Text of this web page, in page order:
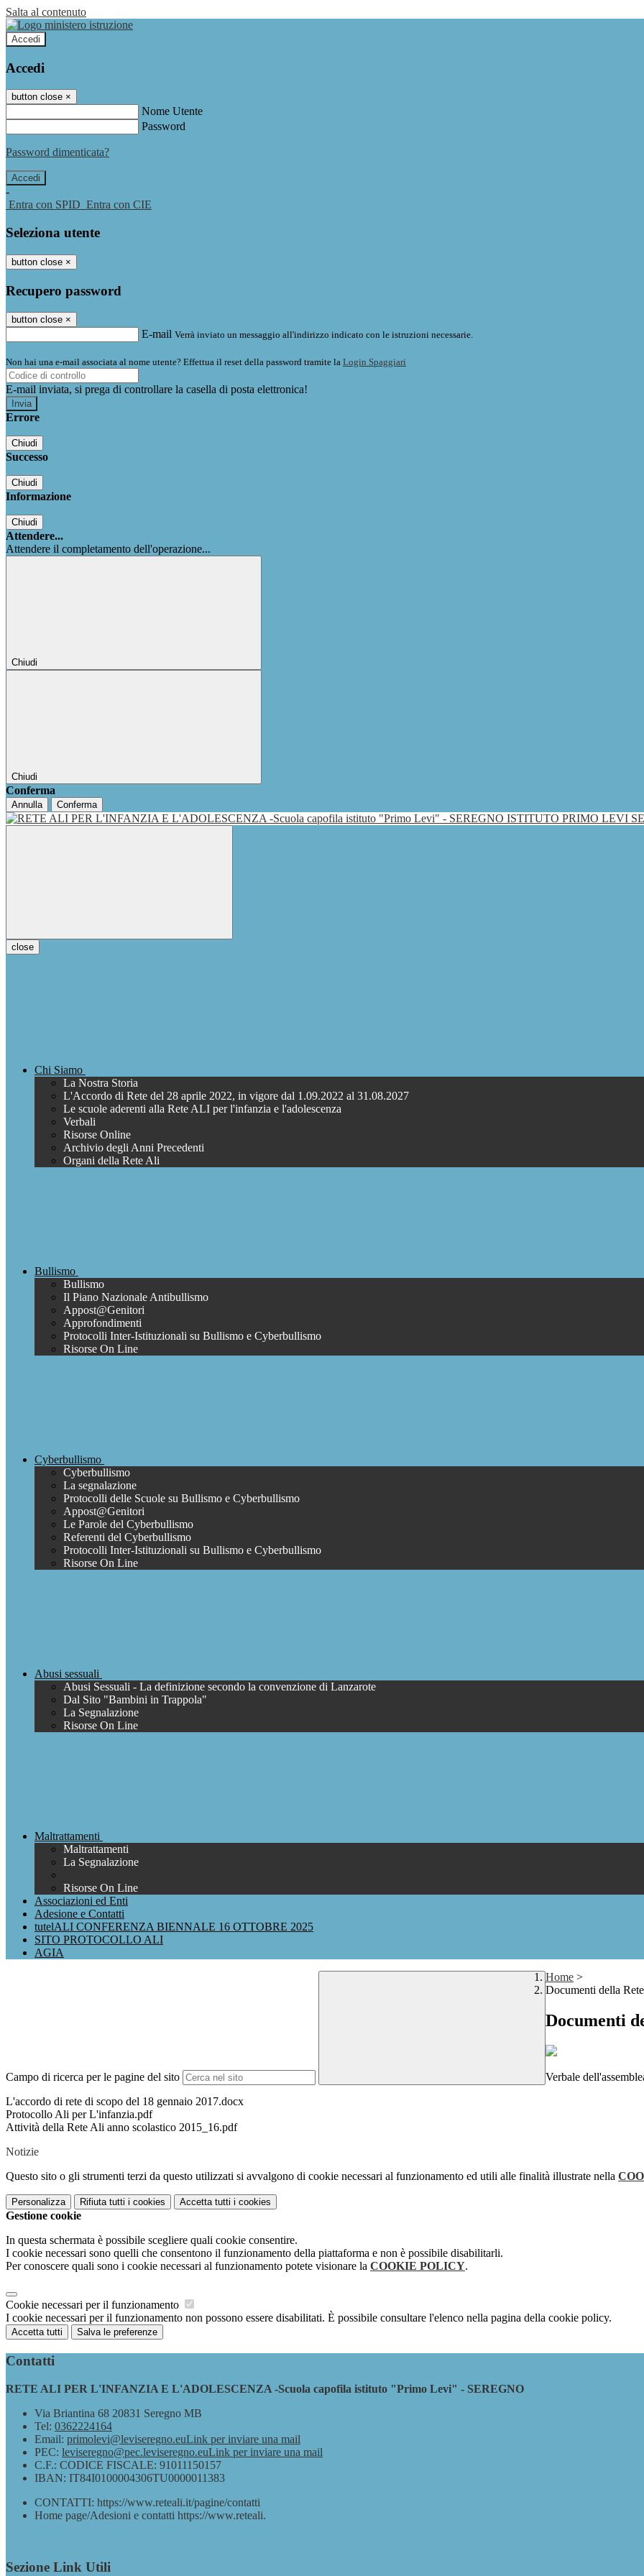
Salta al contenuto
Accedi
Accedi
button close ×
Nome Utente
Password
Password dimenticata?
-
Entra con SPID Entra con CIE
Seleziona utente
button close ×
Recupero password
button close ×
E-mail Verrà inviato un messaggio all'indirizzo indicato con le istruzioni necessarie.
Non hai una e-mail associata al nome utente? Effettua il reset della password tramite la Login Spaggiari
E-mail inviata, si prega di controllare la casella di posta elettronica!
Errore
Chiudi
Successo
Chiudi
Informazione
Chiudi
Attendere...
Attendere il completamento dell'operazione...
Chiudi
Chiudi
Conferma
Annulla Conferma
ISTITUTO PRIMO LEVI
close
Chi Siamo
La Nostra Storia
L'Accordo di Rete del 28 aprile 2022, in vigore dal 1.09.2022 al 31.08.2027
Le scuole aderenti alla Rete ALI per l'infanzia e l'adolescenza
Verbali
Risorse Online
Archivio degli Anni Precedenti
Organi della Rete Ali
Bullismo
Bullismo
Il Piano Nazionale Antibullismo
Appost@Genitori
Approfondimenti
Protocolli Inter-Istituzionali su Bullismo e Cyberbullismo
Risorse On Line
Cyberbullismo
Cyberbullismo
La segnalazione
Protocolli delle Scuole su Bullismo e Cyberbullismo
Appost@Genitori
Le Parole del Cyberbullismo
Referenti del Cyberbullismo
Protocolli Inter-Istituzionali su Bullismo e Cyberbullismo
Risorse On Line
Abusi sessuali
Abusi Sessuali - La definizione secondo la convenzione di Lanzarote
Dal Sito "Bambini in Trappola"
La Segnalazione
Risorse On Line
Maltrattamenti
Maltrattamenti
La Segnalazione
Risorse On Line
Associazioni ed Enti
Adesione e Contatti
tutelALI CONFERENZA BIENNALE 16 OTTOBRE 2025
SITO PROTOCOLLO ALI
AGIA
Campo di ricerca per le pagine del sito
Home >
Documenti della
Documenti
Verbale
L'accordo di rete di scopo del 18 gennaio 2017.docx
Protocollo Ali per L'infanzia.pdf
Attività della Rete Ali anno scolastico 2015_16.pdf
Notizie
Questo sito o gli strumenti terzi da questo utilizzati si avvalgono di cookie necessari al funzionamento ed utili alle finalità illustrate nella
Personalizza Rifiuta tutti i cookies Accetta tutti i cookies
Gestione cookie
In questa schermata è possibile scegliere quali cookie consentire.
I cookie necessari sono quelli che consentono il funzionamento della piattaforma e non è possibile disabilitarli.
Per conoscere quali sono i cookie necessari al funzionamento potete visionare la COOKIE POLICY.
Cookie necessari per il funzionamento
I cookie necessari per il funzionamento non possono essere disabilitati. È possibile consultare l'elenco nella pagina della cookie policy.
Accetta tutti Salva le preferenze
Contatti
RETE ALI PER L'INFANZIA E L'ADOLESCENZA -Scuola capofila istituto "Primo Levi" - SEREGNO
Via Briantina 68 20831 Seregno MB
Tel: 0362224164
Email: primolevi@leviseregno.euLink per inviare una mail
PEC: leviseregno@pec.leviseregno.euLink per inviare una mail
C.F.: CODICE FISCALE: 91011150157
IBAN: IT84I0100004306TU0000011383
CONTATTI: https://www.reteali.it/pagine/contatti
Home page/Adesioni e contatti https://www.reteali.
Sezione Link Utili